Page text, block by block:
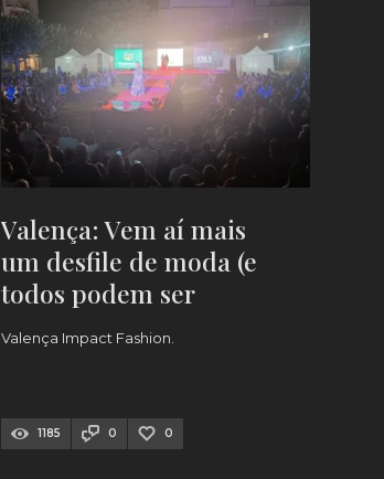
Valença: Vem aí mais
um desfile de moda (e
todos podem ser
modelos!)
Valença Impact Fashion.
1185 0 0